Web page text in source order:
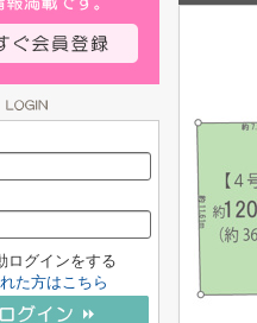
ログインをする
た方はこちら